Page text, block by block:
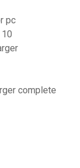
pc
complete